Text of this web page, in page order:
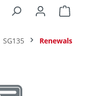
SG135 Renewals